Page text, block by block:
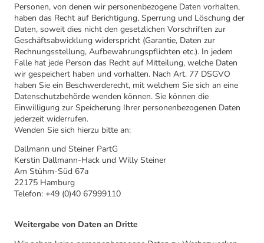
Personen, von denen wir personenbezogene Daten vorhalten,
haben das Recht auf Berichtigung, Sperrung und Löschung der
Daten, soweit dies nicht den gesetzlichen Vorschriften zur
Geschäftsabwicklung widerspricht (Garantie, Daten zur
Rechnungsstellung, Aufbewahrungspflichten etc.). In jedem
Falle hat jede Person das Recht auf Mitteilung, welche Daten
wir gespeichert haben und vorhalten. Nach Art. 77 DSGVO
haben Sie ein Beschwerderecht, mit welchem Sie sich an eine
Datenschutzbehörde wenden können. Sie können die
Einwilligung zur Speicherung Ihrer personenbezogenen Daten
jederzeit widerrufen.
Wenden Sie sich hierzu bitte an:
Dallmann und Steiner PartG
Kerstin Dallmann-Hack und Willy Steiner
Am Stühm-Süd 67a
22175 Hamburg
Telefon: +49 (0)40 67999110
Weitergabe von Daten an Dritte